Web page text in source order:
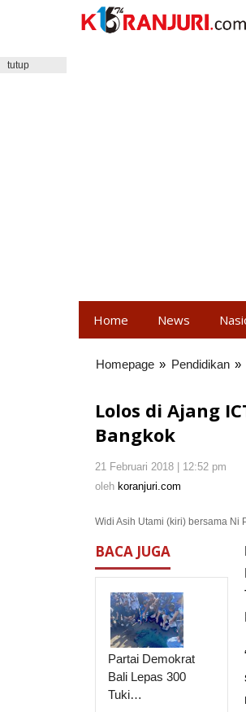
Home News
tutup
Homepage » Pendidikan »
Lolos di Ajang
Bangkok
21 Februari 2018 | 12:52 pm
oleh koranjuri.com
Widi Asih Utami (kiri) bersama Ni
BACA JUGA
Partai Demokrat
Bali Lepas 300
Tuki…